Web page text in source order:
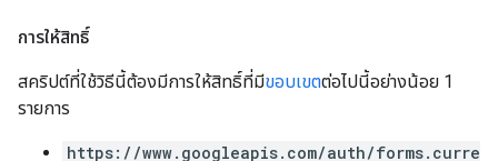
การให้สิทธิ์
สคริปต์ที่ใช้วิธีนี้ต้องมีการให้สิทธิ์ที่มีขอบเขตต่อไปนี้อย่างน้อย 1
รายการ
https://www.googleapis.com/auth/forms.curre